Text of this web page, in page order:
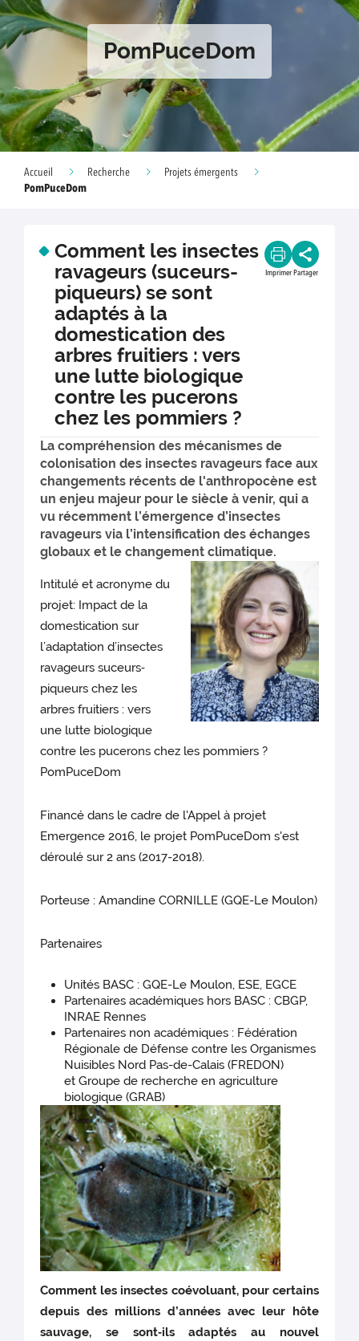
PomPuceDom
Accueil Recherche
Projets émergents
PomPuceDom
Comment les insectes
ravageurs (suceurs-
piqueurs) se sont
adaptés à la
domestication des
arbres fruitiers : vers
une lutte biologique
contre les pucerons
chez les pommiers ?
Imprimer Partager
La compréhension des mécanismes de
colonisation des insectes ravageurs face aux
changements récents de l'anthropocène est
un enjeu majeur pour le siècle à venir, qui a
vu récemment l’émergence d’insectes
ravageurs via l’intensification des échanges
globaux et le changement climatique.
Intitulé et acronyme du
projet: Impact de la
domestication sur
l’adaptation d’insectes
ravageurs suceurs‐
piqueurs chez les
arbres fruitiers : vers
une lutte biologique
contre les pucerons chez les pommiers ?
PomPuceDom
Financé dans le cadre de l'Appel à projet
Emergence 2016, le projet PomPuceDom s'est
déroulé sur 2 ans (2017-2018).
Porteuse : Amandine CORNILLE (GQE-Le Moulon)
Partenaires
Unités BASC : GQE-Le Moulon, ESE, EGCE
Partenaires académiques hors BASC : CBGP,
INRAE Rennes
Partenaires non académiques : Fédération
Régionale de Défense contre les Organismes
Nuisibles Nord Pas-de-Calais (FREDON)
et Groupe de recherche en agriculture
biologique (GRAB)
Comment les insectes coévoluant, pour certains
depuis des millions d’années avec leur hôte
sauvage, se sont‐ils adaptés au nouvel